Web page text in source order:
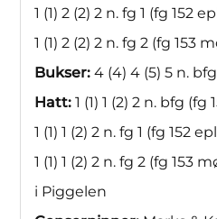
1 (1) 2 (2) 2 n. fg 1 (fg 152
1 (1) 2 (2) 2 n. fg 2 (fg 153
Bukser: 4 (4) 4 (5) 5 n.
Hatt: 1 (1) 1 (2) 2 n. bfg (fg
1 (1) 1 (2) 2 n. fg 1 (fg 152
1 (1) 1 (2) 2 n. fg 2 (fg 153
i Piggelen